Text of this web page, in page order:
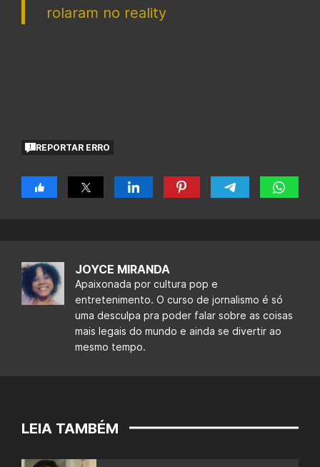
rolaram no reality
REPORTAR ERRO
JOYCE MIRANDA
Apaixonada por cultura pop e
entretenimento. O curso de jornalismo é só
uma desculpa pra poder falar sobre as coisas
mais legais do mundo e ainda se divertir ao
mesmo tempo.
LEIA TAMBÉM